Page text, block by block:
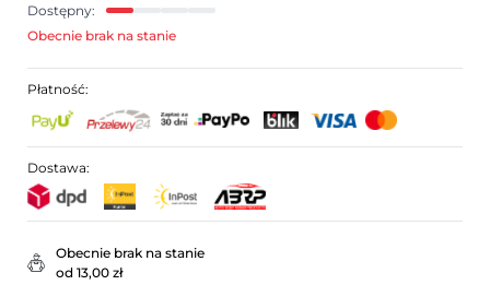
Dostępny:
Obecnie brak na stanie
Płatność:
Dostawa:
Obecnie brak na stanie
od 13,00 zł